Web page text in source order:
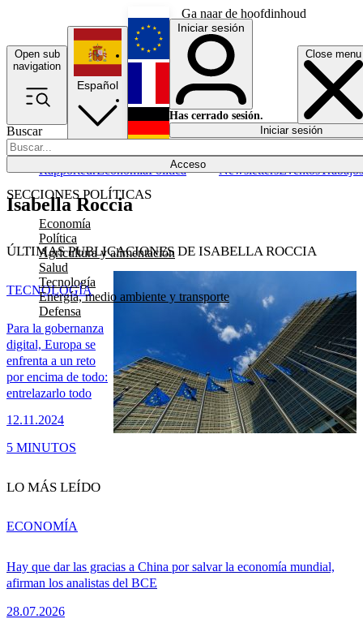
Ga naar de hoofdinhoud
Open sub
navigation
Close menu
Buscar
Acceso
SECCIONES POLÍTICAS
Economía
Política
Agricultura y alimentación
Salud
Tecnología
Energía, medio ambiente y transporte
Defensa
RapporteurEconomíaPolítica NewslettersEventosTrabajos
Español
English
Français
Iniciar sesión
Has cerrado sesión.
Iniciar sesión
Isabella Roccia
ÚLTIMAS PUBLICACIONES DE ISABELLA ROCCIA
Para la gobernanza
digital, Europa se
enfrenta a un reto
por encima de todo:
entrelazarlo todo
12.11.2024
TECNOLOGÍA
5 MINUTOS
LO MÁS LEÍDO
Hay que dar las gracias a China por salvar la economía mundial,
afirman los analistas del BCE
28.07.2026
ECONOMÍA